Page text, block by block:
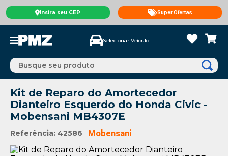
Insira seu CEP Super Ofertas
Selecionar Veículo
Busque seu produto
Kit de Reparo do Amortecedor
Dianteiro Esquerdo do Honda Civic -
Mobensani MB4307E
Referência: 42586 Mobensani